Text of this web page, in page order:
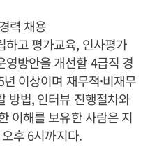
력 채용
하고 평가교육, 인사평가
방안을 개선할 4급직 경
이상이며 재무적·비재무
방법, 인터뷰 진행절차와
이해를 보유한 사람은 지
후 6시까지다.